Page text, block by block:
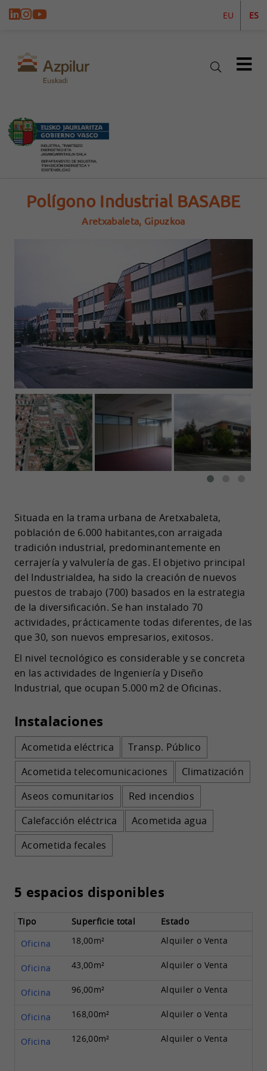
EU ES
Polígono Industrial BASABE
Aretxabaleta, Gipuzkoa
Situada en la trama urbana de Aretxabaleta,
población de 6.000 habitantes,con arraigada
tradición industrial, predominantemente en
cerrajería y valvulería de gas. El objetivo principal
del Industrialdea, ha sido la creación de nuevos
puestos de trabajo (700) basados en la estrategia
de la diversificación. Se han instalado 70
actividades, prácticamente todas diferentes, de las
que 30, son nuevos empresarios, exitosos.
El nivel tecnológico es considerable y se concreta
en las actividades de Ingeniería y Diseño
Industrial, que ocupan 5.000 m2 de Oficinas.
Instalaciones
Acometida eléctrica
Transp. Público
Acometida telecomunicaciones
Climatización
Aseos comunitarios
Red incendios
Calefacción eléctrica
Acometida agua
Acometida fecales
5 espacios disponibles
Tipo Superficie total
Estado
Oficina
18,00m² Alquiler o Venta
Oficina 43,00m² Alquiler o Venta
Oficina 96,00m² Alquiler o Venta
Oficina 168,00m² Alquiler o Venta
Oficina 126,00m² Alquiler o Venta